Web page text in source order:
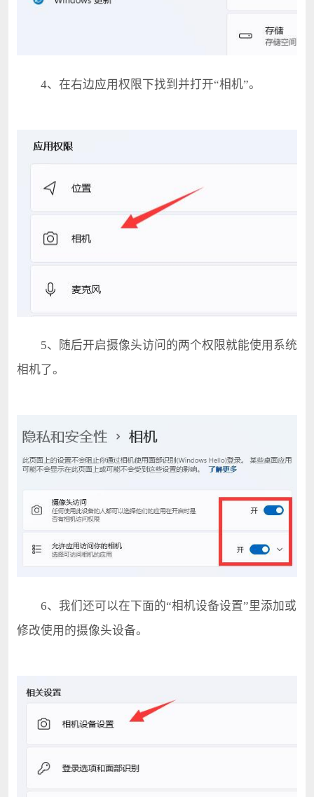
4、在右边应用权限下找到并打开“相机”。
5、随后开启摄像头访问的两个权限就能使用系统
相机了。
6、我们还可以在下面的“相机设备设置”里添加或
修改使用的摄像头设备。